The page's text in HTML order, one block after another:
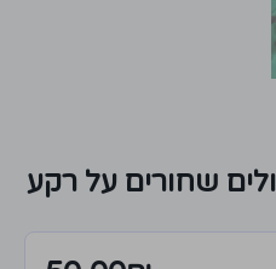
שחורים על רקע